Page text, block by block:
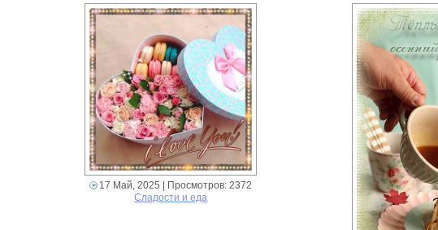
17 Май, 2025
| Просмотров: 2372
Сладости и еда